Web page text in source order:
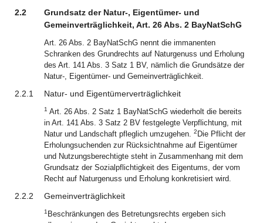
2.2
Grundsatz der Natur-, Eigentümer- und
Gemeinverträglichkeit, Art. 26 Abs. 2 BayNatSchG
Art. 26 Abs. 2 BayNatSchG nennt die immanenten
Schranken des Grundrechts auf Naturgenuss und Erholung
des Art. 141 Abs. 3 Satz 1 BV, nämlich die Grundsätze der
Natur-, Eigentümer- und Gemeinverträglichkeit.
2.2.1 Natur- und Eigentümerverträglichkeit
1 Art. 26 Abs. 2 Satz 1 BayNatSchG wiederholt die bereits
in Art. 141 Abs. 3 Satz 2 BV festgelegte Verpflichtung, mit
Natur und Landschaft pfleglich umzugehen. 2 Die Pflicht der
Erholungsuchenden zur Rücksichtnahme auf Eigentümer
und Nutzungsberechtigte steht in Zusammenhang mit dem
Grundsatz der Sozialpflichtigkeit des Eigentums, der vom
Recht auf Naturgenuss und Erholung konkretisiert wird.
2.2.2 Gemeinverträglichkeit
1 Beschränkungen des Betretungsrechts ergeben sich